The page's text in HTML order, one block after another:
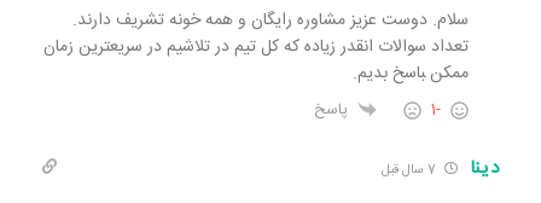
سلام. دوست عزیز مشاوره رایگان و همه خونه تشریف دارند.
تعداد سوالات انقدر زیاده که کل تیم در تلاشیم در سریعترین زمان
ممکن ‍باسخ بدیم.
-1 پاسخ
دینا